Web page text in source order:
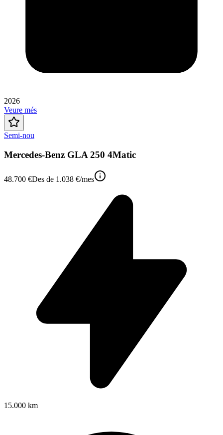
2026
Veure més
Semi-nou
Mercedes-Benz GLA 250 4Matic
48.700 €Des de 1.038 €/mes
15.000 km